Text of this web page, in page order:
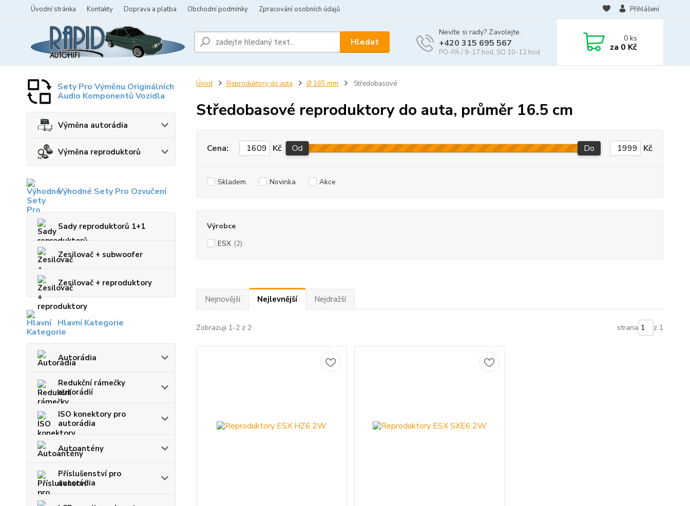
Úvodní stránka Kontakty Doprava a platba Obchodní podmínky Zpracování osobních údajů Přihlášení
Hledat
Nevíte si rady? Zavolejte.
+420 315 695 567
PO-PÁ / 9-17 hod, SO 10-12 hod
0ks
za 0 Kč
Sety Pro Výměnu Originálních
Audio Komponentů Vozidla
Výměna autorádia
Výměna reproduktorů
Výhodné Sety Pro Ozvučení
Sady reproduktorů 1+1
Zesilovač + subwoofer
Zesilovač + reproduktory
Hlavní Kategorie
Autorádia
Redukční rámečky
autorádií
ISO konektory pro
autorádia
Autoantény
Příslušenství pro
autorádia
Úvod Reproduktory do auta Ø 165 mm Středobasové
Středobasové reproduktory do auta, průměr 16.5 cm
Cena: Kč Od Do Kč
Skladem Novinka Akce
Výrobce
ESX (2)
Nejnovější Nejlevnější Nejdražší
Zobrazuji 1-2 z 2 strana z 1